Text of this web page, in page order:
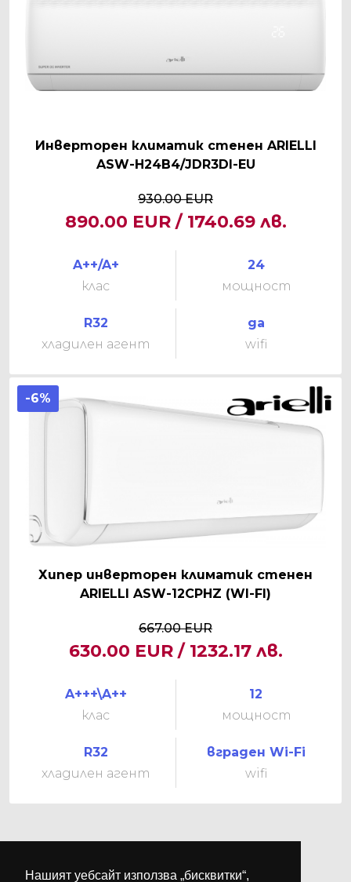
Нашият уебсайт използва „бисквитки“,
Инверторен климатик стенен ARIELLI
ASW-H24B4/JDR3DI-EU
930.00 EUR
890.00 EUR / 1740.69 лв.
A++/A+
клас
24
мощност
R32
хладилен агент
да
wifi
-6%
Хипер инверторен климатик стенен
ARIELLI ASW-12CPHZ (WI-FI)
667.00 EUR
630.00 EUR / 1232.17 лв.
A+++\A++
клас
12
мощност
R32
хладилен агент
вграден Wi-Fi
wifi